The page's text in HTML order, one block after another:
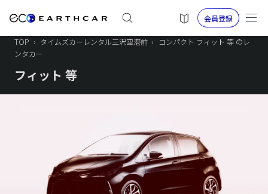
会員登録
TOP › タイムズカーレンタル三沢空港前 ›
コンパクト フィット 等 のレ
ンタカー
フィット 等